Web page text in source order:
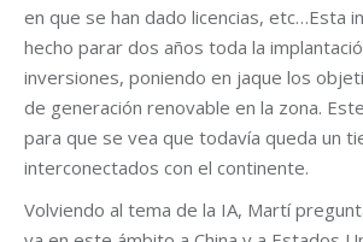
en que se han dado licencias, etc…Esta
hecho parar dos años toda la
inversiones, poniendo en jaque los
de generación renovable en la zona.
para que se vea que todavía queda un
interconectados con el continente.
Volviendo al tema de la IA, Martí